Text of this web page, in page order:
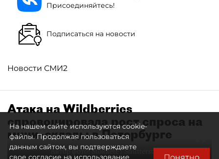
Присоединяйтесь!
Подписаться на новости
Новости СМИ2
Атака на Wildberries
спровоцировала рост спроса на
мини–склады в Петербурге
Автор фото:Stokkete / Shutterstock / FOTODOM
На нашем сайте используются cookie-
файлы. Продолжая пользоваться
данным сайтом, вы подтверждаете
свое согласие на использование
Понятно